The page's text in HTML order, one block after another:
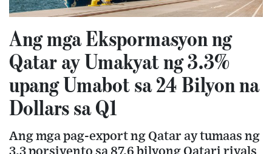
Ang mga Ekspormasyon ng
Qatar ay Umakyat ng 3.3%
upang Umabot sa 24 Bilyon na
Dollars sa Q1
Ang mga pag-export ng Qatar ay tumaas ng
3.3 porsiyento sa 87.6 bilyong Qatari riyals